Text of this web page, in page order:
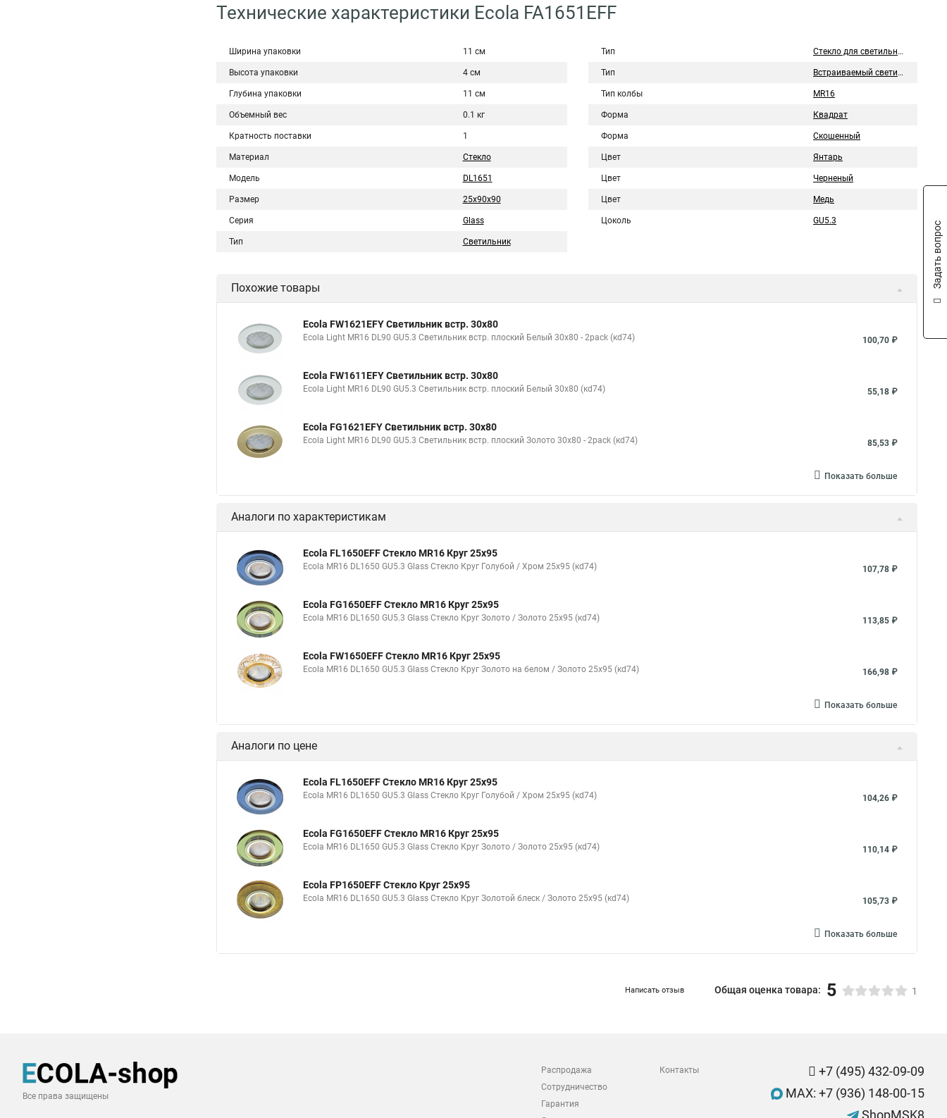
Технические характеристики Ecola FA1651EFF
Ширина упаковки 11 см
Высота упаковки 4 см
Глубина упаковки 11 см
Объемный вес 0.1 кг
Кратность поставки 1
Материал Стекло
Модель DL1651
Размер 25x90x90
Серия Glass
Тип Светильник
Тип Стекло для светильника
Тип Встраиваемый светильник
Тип колбы MR16
Форма Квадрат
Форма Скошенный
Цвет Янтарь
Цвет Черненый
Цвет Медь
Цоколь GU5.3
Похожие товары
Ecola FW1621EFY Светильник встр. 30x80
Ecola Light MR16 DL90 GU5.3 Светильник встр. плоский Белый 30x80 - 2pack (кd74) 100,70 ₽
Ecola FW1611EFY Светильник встр. 30x80
Ecola Light MR16 DL90 GU5.3 Светильник встр. плоский Белый 30x80 (кd74) 55,18 ₽
Ecola FG1621EFY Светильник встр. 30x80
Ecola Light MR16 DL90 GU5.3 Светильник встр. плоский Золото 30x80 - 2pack (кd74) 85,53 ₽
Показать больше
Аналоги по характеристикам
Ecola FL1650EFF Стекло MR16 Круг 25x95
Ecola MR16 DL1650 GU5.3 Glass Стекло Круг Голубой / Хром 25x95 (кd74) 107,78 ₽
Ecola FG1650EFF Стекло MR16 Круг 25x95
Ecola MR16 DL1650 GU5.3 Glass Стекло Круг Золото / Золото 25x95 (кd74) 113,85 ₽
Ecola FW1650EFF Стекло MR16 Круг 25x95
Ecola MR16 DL1650 GU5.3 Glass Стекло Круг Золото на белом / Золото 25x95 (кd74) 166,98 ₽
Показать больше
Аналоги по цене
Ecola FL1650EFF Стекло MR16 Круг 25x95
Ecola MR16 DL1650 GU5.3 Glass Стекло Круг Голубой / Хром 25x95 (кd74) 104,26 ₽
Ecola FG1650EFF Стекло MR16 Круг 25x95
Ecola MR16 DL1650 GU5.3 Glass Стекло Круг Золото / Золото 25x95 (кd74) 110,14 ₽
Ecola FP1650EFF Стекло Круг 25x95
Ecola MR16 DL1650 GU5.3 Glass Стекло Круг Золотой блеск / Золото 25x95 (кd74) 105,73 ₽
Показать больше
Написать отзыв Общая оценка товара: 5 1
Все права защищены
Распродажа
Сотрудничество
Гарантия
Контакты
+7 (495) 432-09-09
MAX: +7 (936) 148-00-15
ShopMSK8
Задать вопрос